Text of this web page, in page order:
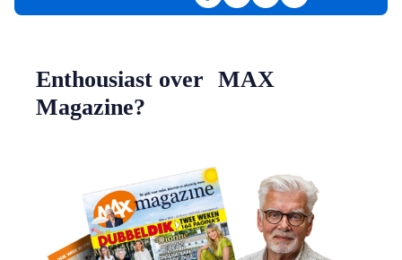
Enthousiast over MAX
Magazine?